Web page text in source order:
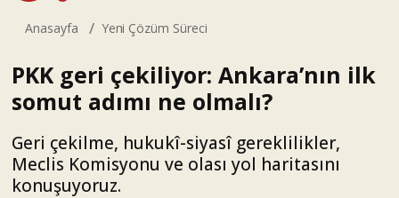
Anasayfa Yeni Çözüm Süreci
PKK geri çekiliyor: Ankara’nın ilk
somut adımı ne olmalı?
Geri çekilme, hukukî-siyasî gereklilikler,
Meclis Komisyonu ve olası yol haritasını
konuşuyoruz.